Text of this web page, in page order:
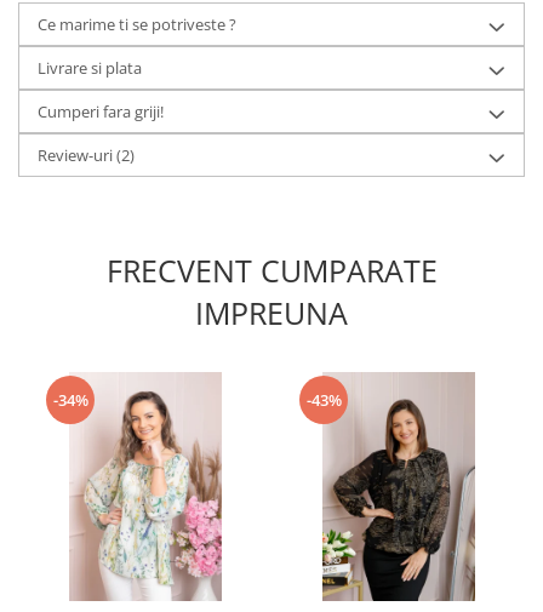
Ce marime ti se potriveste ?
Livrare si plata
Cumperi fara griji!
Review-uri(2)
FRECVENT CUMPARATE
IMPREUNA
-34% -43%